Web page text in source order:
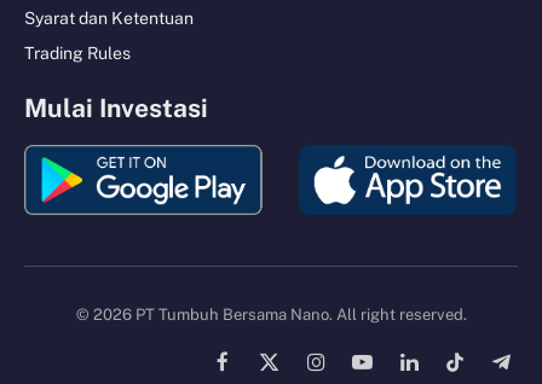
Syarat dan Ketentuan
Trading Rules
Mulai Investasi
© 2026 PT Tumbuh Bersama Nano. All right reserved.
Facebook
X
InstagramYouTubeLinkedInTikTok